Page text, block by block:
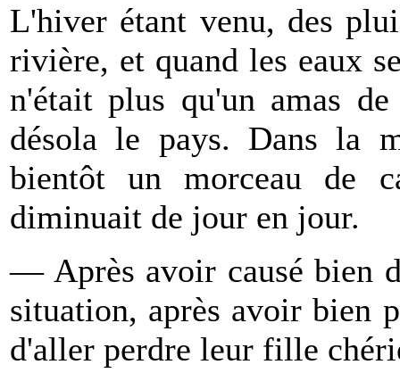
L'hiver étant venu, des
rivière, et quand les eaux
n'était plus qu'un amas
désola le pays. Dans la
bientôt un morceau de
diminuait de jour en jour.
— Après avoir causé bien
situation, après avoir bien
d'aller perdre leur fille